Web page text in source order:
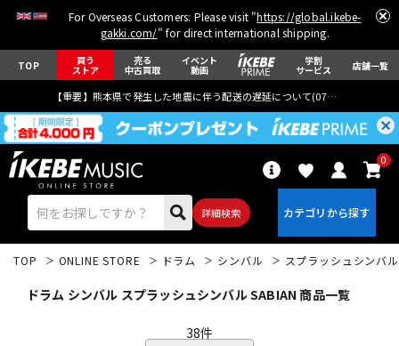
For Overseas Customers: Please visit "https://global.ikebe-
gakki.com/" for direct international shipping.
TOP 買う
ストア
売る
中古買取
イベント
動画
学割
サービス 店舗一覧
【重要】熊本県で発生した地震に伴う配送の遅延について(07月29日
詳細検索
0
TOP ONLINE STORE ドラム シンバル スプラッシュシンバル
ドラム シンバル スプラッシュシンバル SABIAN 商品一覧
38件